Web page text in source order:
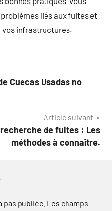
liés aux fuites et
vos infrastructures.
Cuecas Usadas no
Article suivant
de fuites : Les
méthodes à connaître.
pas publiée. Les champs